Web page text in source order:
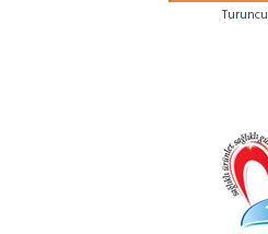
Turuncu